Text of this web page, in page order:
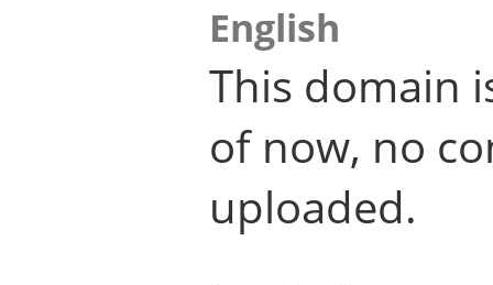
English
This domain
of now, no
uploaded.